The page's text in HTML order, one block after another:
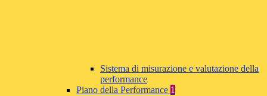
Sistema di misurazione e valutazione della
performance
Piano della Performance 1